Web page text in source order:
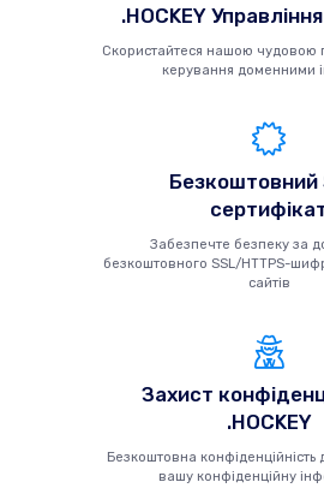
.HOCKEY
Скористайтеся нашою чудовою
керування доменними
Безкоштовний
Забезпечте безпеку за
безкоштовного SSL/HTTPS-
сайтів
Захист
.HOCKEY
Безкоштовна
вашу конфіденційну